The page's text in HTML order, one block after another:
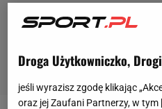
Droga Użytkowniczko,
jeśli wyrazisz zgodę klikając
oraz jej Zaufani Partnerzy, w tym